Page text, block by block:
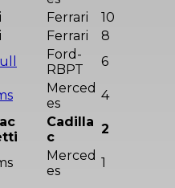
Ferrari
10
Ferrari
8
Ford-
RBPT
6
Merced
es
4
Cadilla
c
2
Merced
es
1